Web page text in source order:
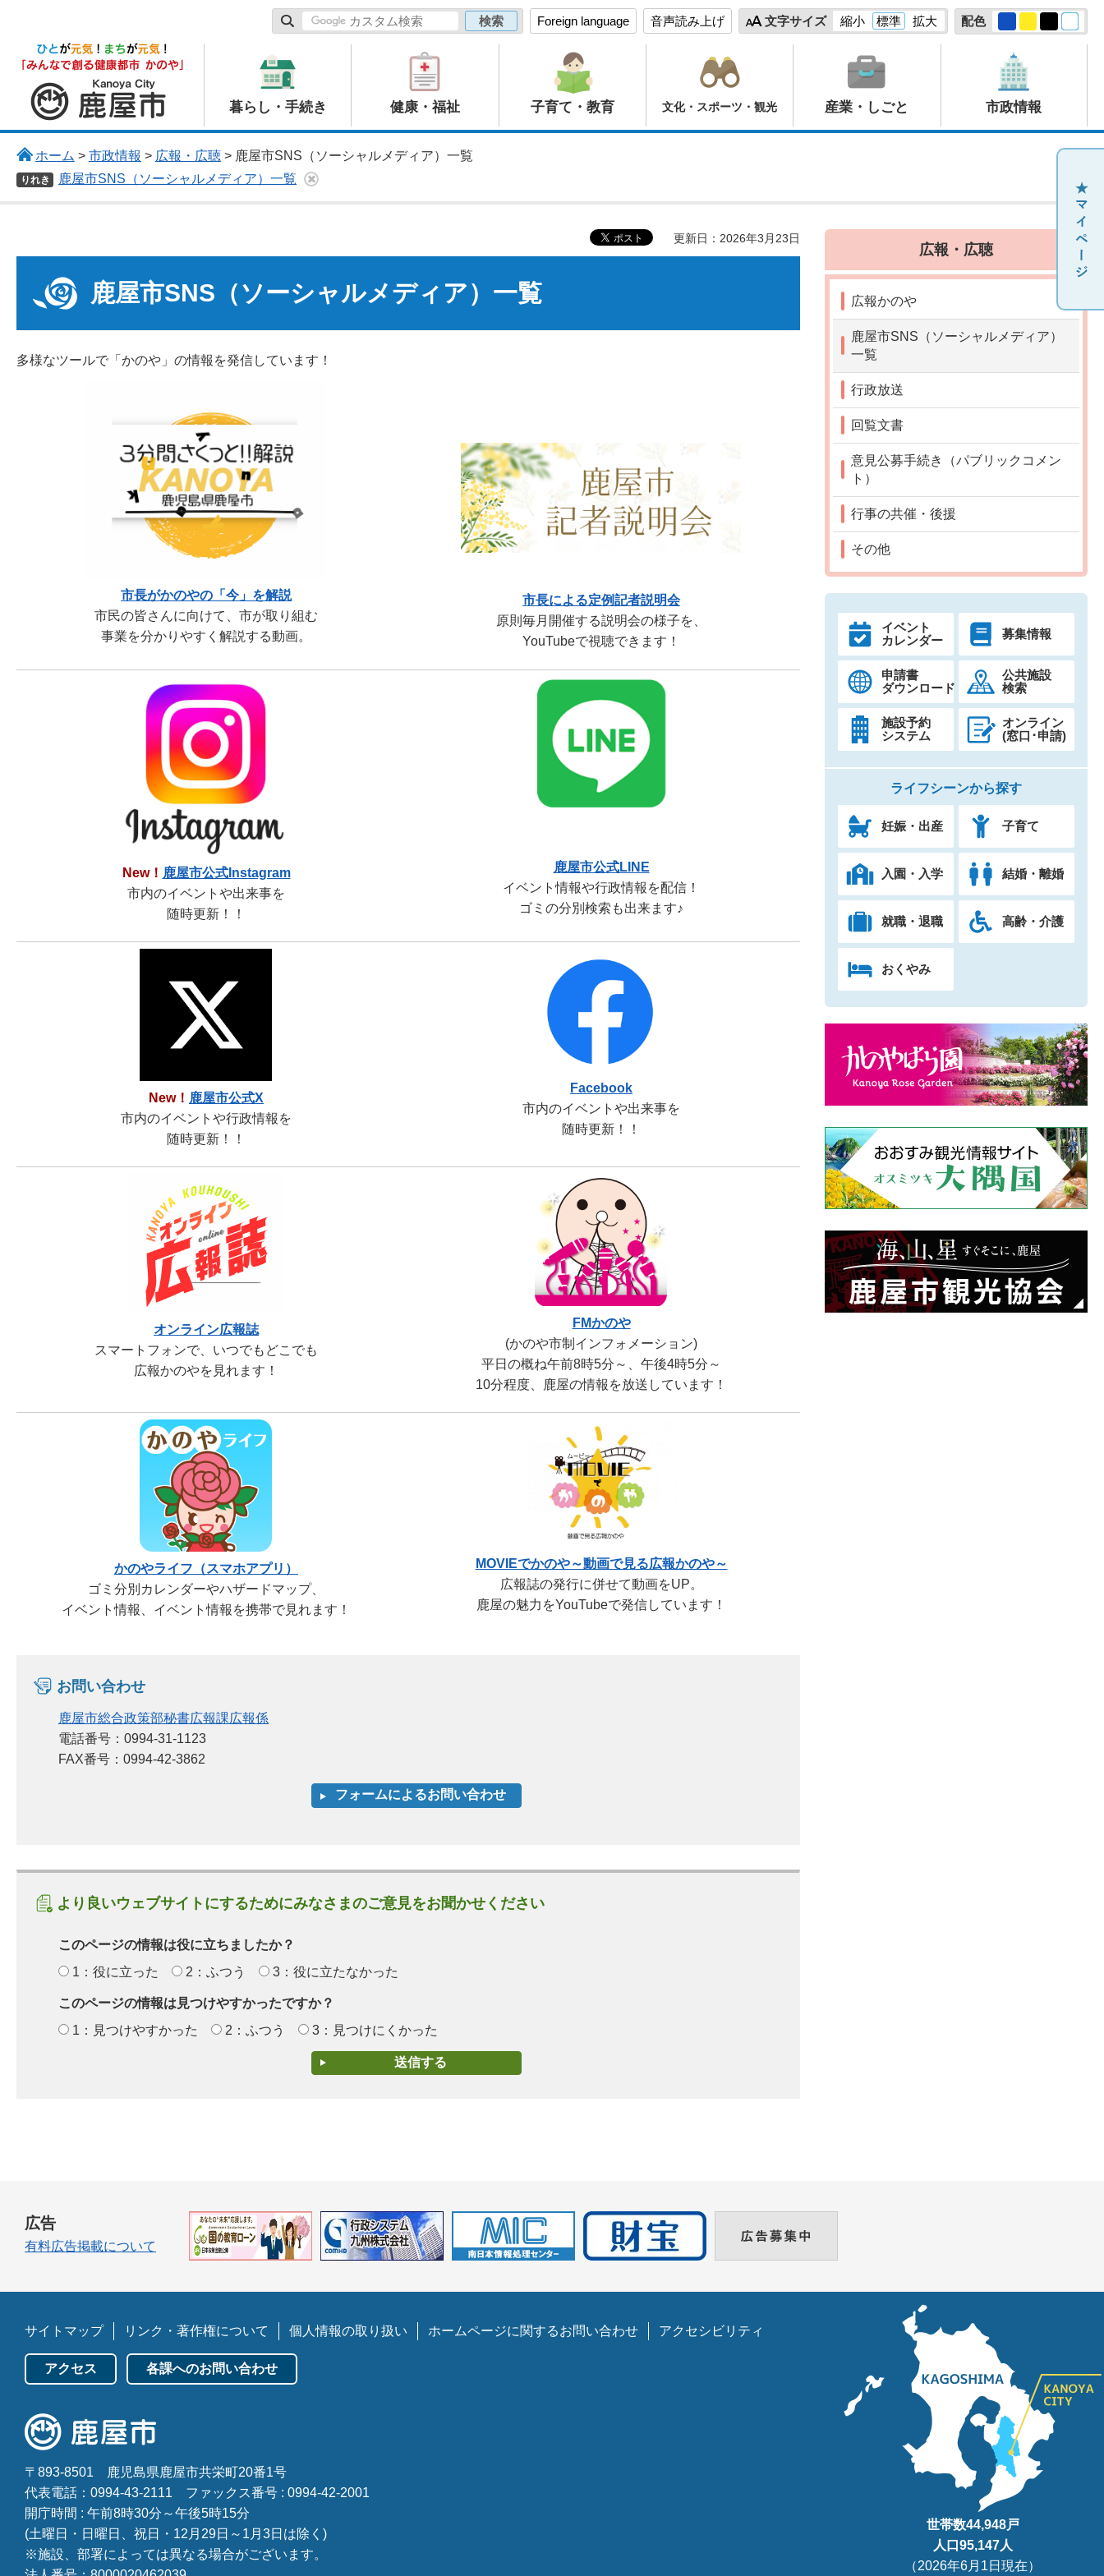
Foreign language 音声読み上げ 文字サイズ 縮小 標準 拡大 配色
鹿屋市
暮らし・手続き 健康・福祉 子育て・教育 文化・スポーツ・観光 産業・しごと 市政情報
ホーム > 市政情報 > 広報・広聴> 鹿屋市SNS（ソーシャルメディア）一覧
りれき 鹿屋市SNS（ソーシャルメディア）一覧
更新日：2026年3月23日
鹿屋市SNS（ソーシャルメディア）一覧
多様なツールで「かのや」の情報を発信しています！
市長がかのやの「今」を解説
市民の皆さんに向けて、市が取り組む
事業を分かりやすく解説する動画。
市長による定例記者説明会
原則毎月開催する説明会の様子を、
YouTubeで視聴できます！
New！ 鹿屋市公式Instagram
市内のイベントや出来事を
随時更新！！
鹿屋市公式LINE
イベント情報や行政情報を配信！
ゴミの分別検索も出来ます♪
New！ 鹿屋市公式X
市内のイベントや行政情報を
随時更新！！
Facebook
市内のイベントや出来事を
随時更新！！
オンライン広報誌
スマートフォンで、いつでもどこでも
広報かのやを見れます！
FMかのや
(かのや市制インフォメーション)
平日の概ね午前8時5分～、午後4時5分～
10分程度、鹿屋の情報を放送しています！
かのやライフ（スマホアプリ）
ゴミ分別カレンダーやハザードマップ、
イベント情報、イベント情報を携帯で見れます！
MOVIEでかのや～動画で見る広報かのや～
広報誌の発行に併せて動画をUP。
鹿屋の魅力をYouTubeで発信しています！
お問い合わせ
鹿屋市総合政策部秘書広報課広報係
電話番号：0994-31-1123
FAX番号：0994-42-3862
より良いウェブサイトにするためにみなさまのご意見をお聞かせください
このページの情報は役に立ちましたか？
1：役に立った
2：ふつう 3：役に立たなかった
このページの情報は見つけやすかったですか？
1：見つけやすかった
2：ふつう 3：見つけにくかった
広報・広聴
広報かのや
鹿屋市SNS（ソーシャルメディア）
一覧
行政放送
回覧文書
意見公募手続き（パブリックコメン
ト）
行事の共催・後援
その他
イベント
カレンダー
募集情報
申請書
ダウンロード
公共施設
検索
施設予約
システム
オンライン
(窓口･申請)
ライフシーンから探す
妊娠・出産 子育て
入園・入学 結婚・離婚
就職・退職 高齢・介護
おくやみ
広告
有料広告掲載について
サイトマップ リンク・著作権について 個人情報の取り扱い ホームページに関するお問い合わせ アクセシビリティ
アクセス 各課へのお問い合わせ
〒893-8501
鹿児島県鹿屋市共栄町20番1号
代表電話：0994-43-2111
ファックス番号 : 0994-42-2001
開庁時間 : 午前8時30分～午後5時15分
(土曜日・日曜日、祝日・12月29日～1月3日は除く)
※施設、部署によっては異なる場合がございます。
世帯数44,948戸
人口95,147人
（2026年6月1日現在）